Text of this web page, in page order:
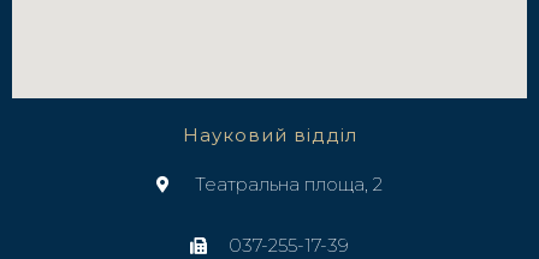
Науковий відділ
Театральна площа, 2
037-255-17-39